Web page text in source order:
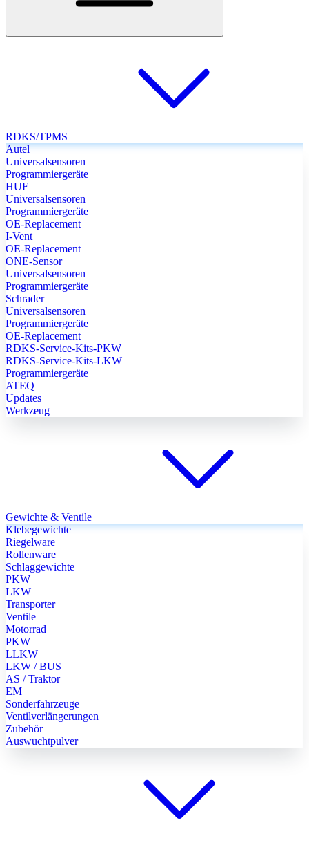
RDKS/TPMS
Autel
Universalsensoren
Programmiergeräte
HUF
Universalsensoren
Programmiergeräte
OE-Replacement
I-Vent
OE-Replacement
ONE-Sensor
Universalsensoren
Programmiergeräte
Schrader
Universalsensoren
Programmiergeräte
OE-Replacement
RDKS-Service-Kits-PKW
RDKS-Service-Kits-LKW
Programmiergeräte
ATEQ
Updates
Werkzeug
Gewichte & Ventile
Klebegewichte
Riegelware
Rollenware
Schlaggewichte
PKW
LKW
Transporter
Ventile
Motorrad
PKW
LLKW
LKW / BUS
AS / Traktor
EM
Sonderfahrzeuge
Ventilverlängerungen
Zubehör
Auswuchtpulver